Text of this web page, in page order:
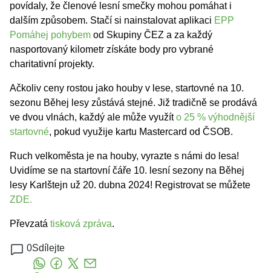
povídaly, že členové lesní smečky mohou pomáhat i
dalším způsobem. Stačí si nainstalovat aplikaci EPP
Pomáhej pohybem od Skupiny ČEZ a za každý
nasportovaný kilometr získáte body pro vybrané
charitativní projekty.
Ačkoliv ceny rostou jako houby v lese, startovné na 10.
sezonu Běhej lesy zůstává stejné. Již tradičně se prodává
ve dvou vlnách, každý ale může využíto 25 % výhodnější
startovné, pokud využije kartu Mastercard od ČSOB.
Ruch velkoměsta je na houby, vyrazte s námi do lesa!
Uvidíme se na startovní čáře 10. lesní sezony na Běhej
lesy Karlštejn už 20. dubna 2024! Registrovat se můžete
ZDE.
Převzatá tisková zpráva.
0Sdílejte